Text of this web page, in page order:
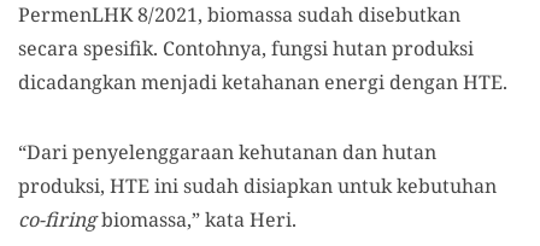
PermenLHK 8/2021, biomassa sudah disebutkan
secara spesifik. Contohnya, fungsi hutan produksi
dicadangkan menjadi ketahanan energi dengan HTE.
“Dari penyelenggaraan kehutanan dan hutan
produksi, HTE ini sudah disiapkan untuk kebutuhan
co-firingbiomassa,” kata Heri.